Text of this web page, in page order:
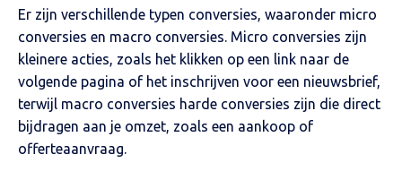
Er zijn verschillende typen conversies, waaronder micro
conversies en macro conversies. Micro conversies zijn
kleinere acties, zoals het klikken op een link naar de
volgende pagina of het inschrijven voor een nieuwsbrief,
terwijl macro conversies harde conversies zijn die direct
bijdragen aan je omzet, zoals een aankoop of
offerteaanvraag.